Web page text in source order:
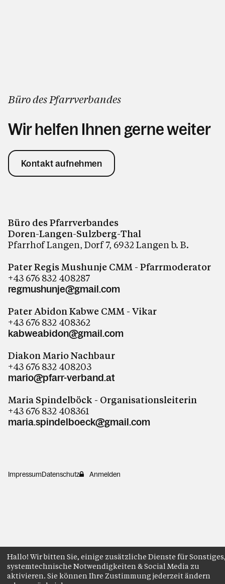
Büro des Pfarrverbandes
Wir helfen Ihnen gerne weiter
Kontakt aufnehmen
Büro des Pfarrverbandes
Doren-Langen-Sulzberg-Thal
Pfarrhof Langen, Dorf 7, 6932 Langen b. B.
Pater Regis Mushunje CMM - Pfarrmoderator
+43 676 832 408287
regmushunje@gmail.com
Pater Abidon Kabwe CMM - Vikar
+43 676 832 408362
kabweabidon@gmail.com
Diakon Mario Nachbaur
+43 676 832 408203
mario@pfarr-verband.at
Maria Spindelböck - Organisationsleiterin
+43 676 832 408361
maria.spindelboeck@gmail.com
ImpressumDatenschutz Anmelden
Hallo! Wir bitten Sie, einige zusätzliche Dienste für
systemtechnische Notwendigkeiten & Social Media zu
aktivieren. Sie können Ihre Zustimmung jederzeit ändern